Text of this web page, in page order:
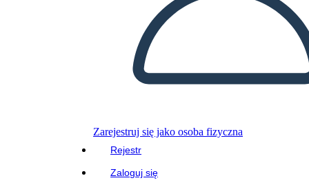
Zarejestruj się jako osoba fizyczna
Rejestr
Zaloguj się